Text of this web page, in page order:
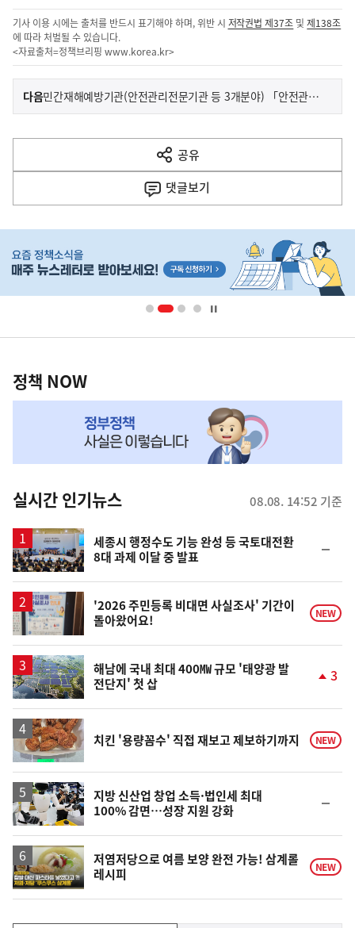
기사 이용 시에는 출처를 반드시 표기해야 하며, 위반 시 저작권법 제37조 및제138조
에 따라 처벌될 수 있습니다.
<자료출처=정책브리핑 www.korea.kr>
이
전
다
음
다음기
사
민간재해예방기관(안전관리전문기관 등 3개분야) 「안전관리 우수사례 발표대회」 개최
공유
열
기
댓글보기
단
영
책
NOW,
뉴
스
정책 NOW
실시간 인기뉴스 08.08. 14:52 기준
세종시 행정수도 기능 완성 등 국토대전환
8대 과제 이달 중 발표
일
'2026 주민등록 비대면 사실조사' 기간이
돌아왔어요!
NEW
해남에 국내 최대 400㎿ 규모 '태양광 발
전단지' 첫 삽
상
승
3
치킨 '용량꼼수' 직접 재보고 제보하기까지 NEW
지방 신산업 창업 소득·법인세 최대
100% 감면…성장 지원 강화
일
영
상
저염저당으로 여름 보양 완전 가능! 삼계롤
레시피
NEW